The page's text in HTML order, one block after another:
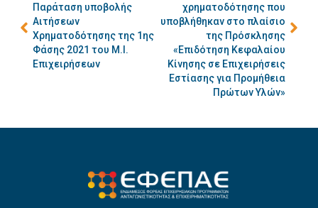
Παράταση υποβολής
Αιτήσεων
Χρηματοδότησης της 1ης
Φάσης 2021 του Μ.Ι.
Επιχειρήσεων
χρηματοδότησης που
υποβλήθηκαν στο πλαίσιο
της Πρόσκλησης
«Επιδότηση Κεφαλαίου
Κίνησης σε Επιχειρήσεις
Εστίασης για Προμήθεια
Πρώτων Υλών»